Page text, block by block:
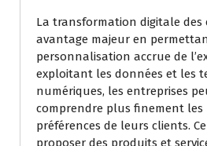
La transformation digitale des
avantage majeur en
personnalisation accrue de
exploitant les données et les
numériques, les entreprises
comprendre plus finement les
préférences de leurs clients.
proposer des produits et